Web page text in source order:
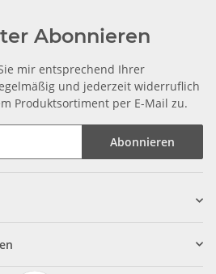
Abonnieren
mir entsprechend Ihrer
und jederzeit widerruflich
Produktsortiment per E-Mail zu.
Abonnieren